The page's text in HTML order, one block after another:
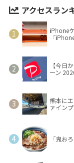
アクセスラン
iPhone
「
【今日
ーン
熊本に
ァインプ
「鬼お